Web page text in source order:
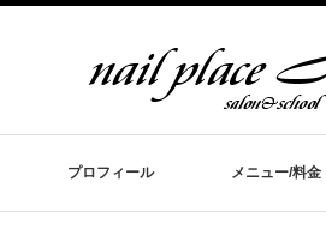
プロフィール メニュー/料金